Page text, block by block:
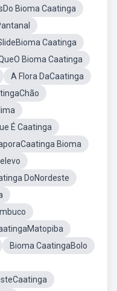
Bioma Caatinga
Caatinga
Bioma Caatinga
A Flora DaCaatinga
É Caatinga
Bioma
DoNordeste
Bioma CaatingaBolo